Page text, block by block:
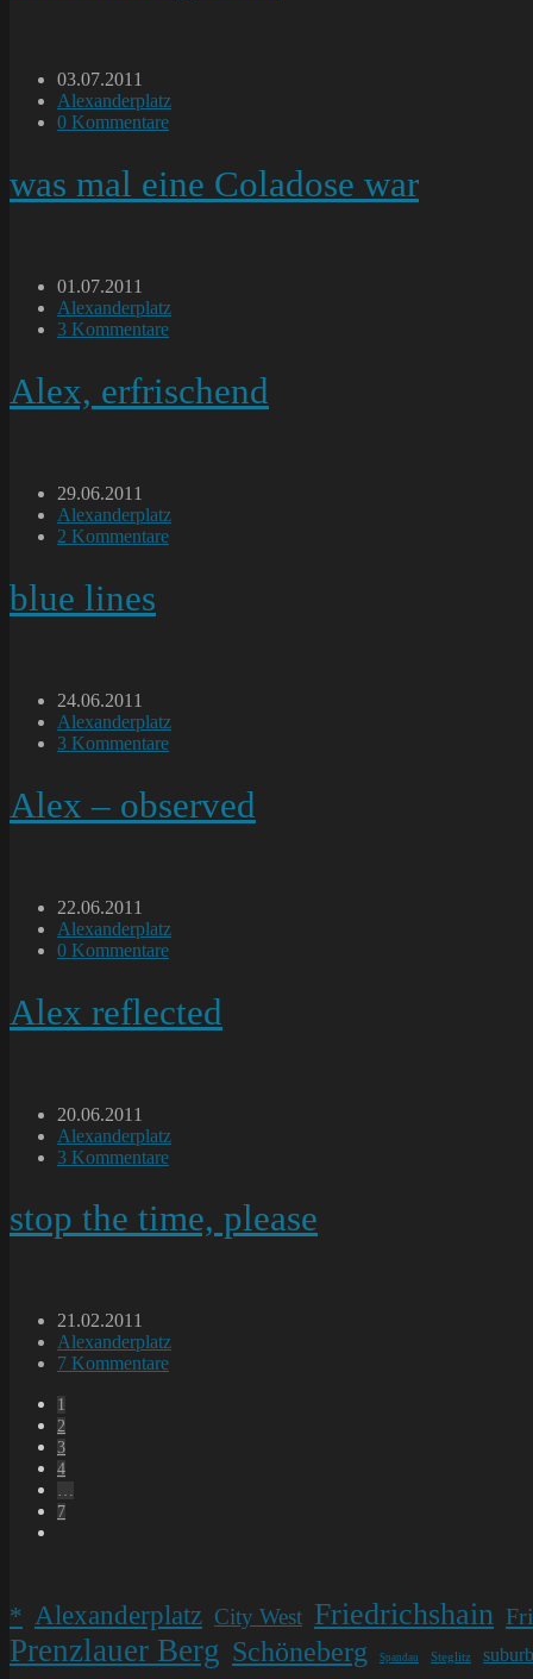
Beitrag
veröffentlicht:
03.07.2011
Beitrags-
Kategorie:
Alexanderplatz
Beitrags-
0 Kommentare
was mal eine Coladose war
Beitrag
veröffentlicht:
01.07.2011
Beitrags-
Kategorie:
Alexanderplatz
Beitrags-
3 Kommentare
Alex, erfrischend
Beitrag
veröffentlicht:
29.06.2011
Beitrags-
Kategorie:
Alexanderplatz
Beitrags-
2 Kommentare
blue lines
Beitrag
veröffentlicht:
24.06.2011
Beitrags-
Kategorie:
Alexanderplatz
Beitrags-
3 Kommentare
Alex – observed
Beitrag
veröffentlicht:
22.06.2011
Beitrags-
Kategorie:
Alexanderplatz
Beitrags-
0 Kommentare
Alex reflected
Beitrag
veröffentlicht:
20.06.2011
Beitrags-
Kategorie:
Alexanderplatz
Beitrags-
3 Kommentare
stop the time, please
Beitrag
veröffentlicht:
21.02.2011
Beitrags-
Kategorie:
Alexanderplatz
Beitrags-
7 Kommentare
1
2
3
4
…
7
* Alexanderplatz City West Friedrichshain
Prenzlauer Berg Schöneberg Spandau Steglitz suburb